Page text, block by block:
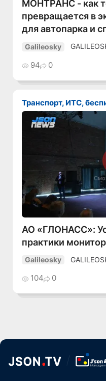
МОНТРАНС - как
превращается в
для автопарка и
Galileosky
94 0
Транспорт, ИТС,
АО «ГЛОНАСС»:
практики
Galileosky
104 0